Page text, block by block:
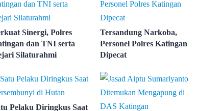
Sinergi, Polres
dan TNI serta
Silaturahmi
Tersandung Narkoba,
Personel Polres Katingan
Dipecat
Pelaku Diringkus Saat